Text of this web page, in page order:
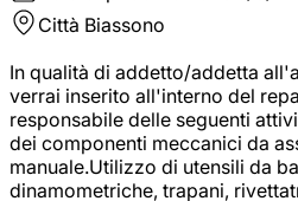
Città Biassono
In qualità di addetto/addetta
verrai inserito all'interno del
responsabile delle seguenti
dei componenti meccanici da
manuale.Utilizzo di utensili da
dinamometriche, trapani,